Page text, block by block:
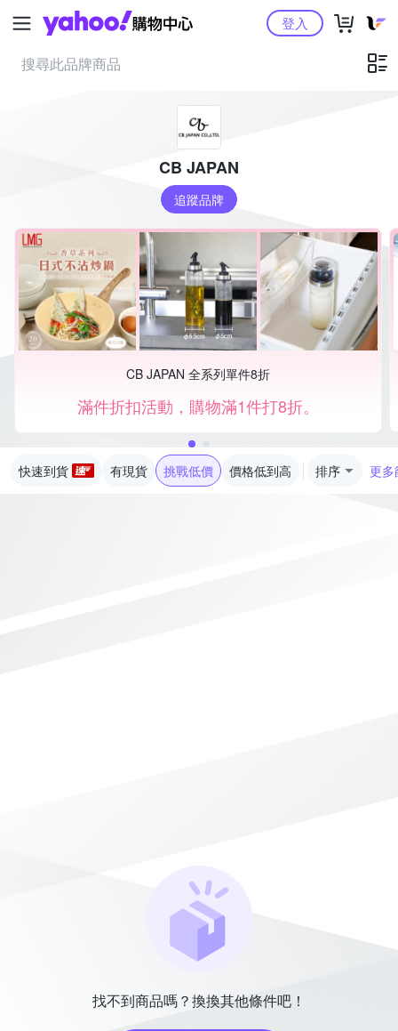
Yahoo購物中心登入
CB JAPAN
追蹤品牌
CB JAPAN 全系列單件8折
滿件折扣活動，購物滿1件打8折。
快速到貨 有現貨 挑戰低價 價格低到高 排序 更多
找不到商品嗎？換換其他條件吧！